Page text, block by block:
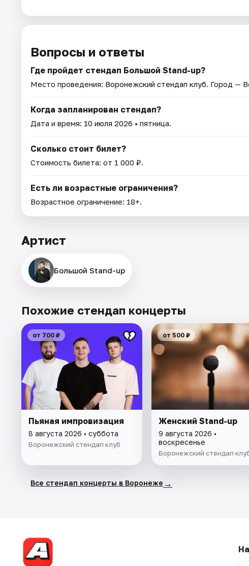
Вопросы и ответы
Где пройдет стендап Большой Stand-up?
Место проведения: Воронежский стендап клуб. Город —
Когда запланирован стендап?
Дата и время: 10 июля 2026 • пятница.
Сколько стоит билет?
Стоимость билета: от 1 000 ₽.
Есть ли возрастные ограничения?
Возрастное ограничение: 18+.
Артист
Большой Stand-up
Похожие стендап концерты
от 700 ₽
Пьяная импровизация
8 августа 2026 • суббота
Воронежский стендап клуб
от 500 ₽
Женский Stand-up
9 августа 2026 •
воскресенье
Воронежский стендап
Все стендап концерты в Воронеже →